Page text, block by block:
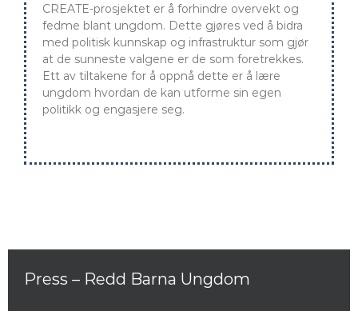
CREATE-prosjektet er å forhindre overvekt og
fedme blant ungdom. Dette gjøres ved å bidra
med politisk kunnskap og infrastruktur som gjør
at de sunneste valgene er de som foretrekkes.
Ett av tiltakene for å oppnå dette er å lære
ungdom hvordan de kan utforme sin egen
politikk og engasjere seg.
Press – Redd Barna Ungdom